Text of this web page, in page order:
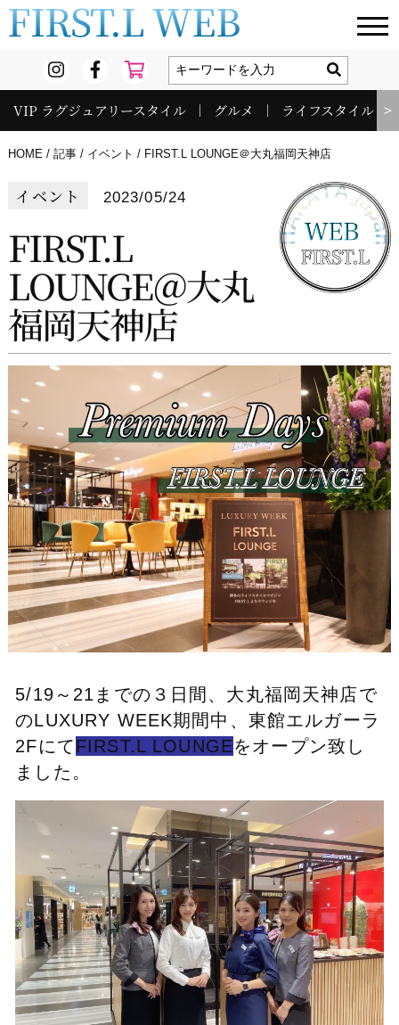
FIRST.L WEB
VIP ラグジュアリースタイル グルメ ライフスタイル ＞
HOME 記事 イベント FIRST.L LOUNGE＠大丸福岡天神店
イベント 2023/05/24
FIRST.L
LOUNGE＠大丸
福岡天神店
5/19～21までの３日間、大丸福岡天神店で
のLUXURY WEEK期間中、東館エルガーラ
2FにてFIRST.L LOUNGEをオープン致し
ました。